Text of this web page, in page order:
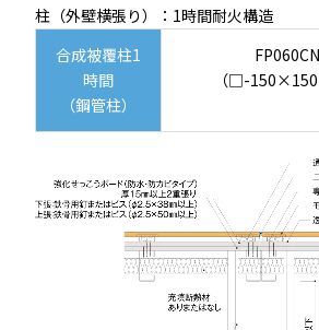
柱（外壁横張り）：1時間耐火構造
合成被覆柱1
時間
（鋼管柱）
（□-